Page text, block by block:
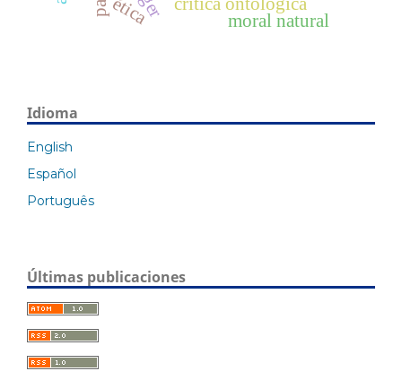
ética moral natural
Idioma
English
Español
Português
Últimas publicaciones